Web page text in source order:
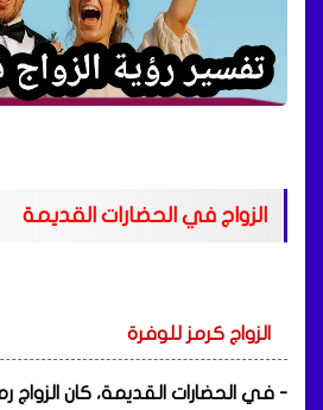
الزواج في الحضارات القديمة
الزواج كرمز للوفرة
- في الحضارات القديمة، كان الزواج